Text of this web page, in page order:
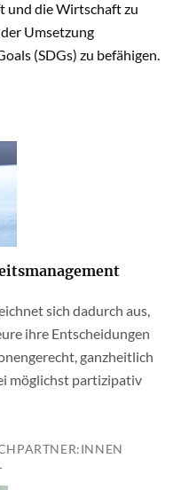
und die Wirtschaft zu
Umsetzung
(SDGs) zu befähigen.
sich dadurch aus,
ihre Entscheidungen
ganzheitlich
möglichst partizipativ